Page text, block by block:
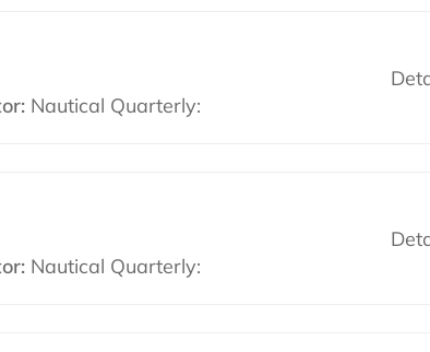
Nautical Quarterly:
Nautical Quarterly: